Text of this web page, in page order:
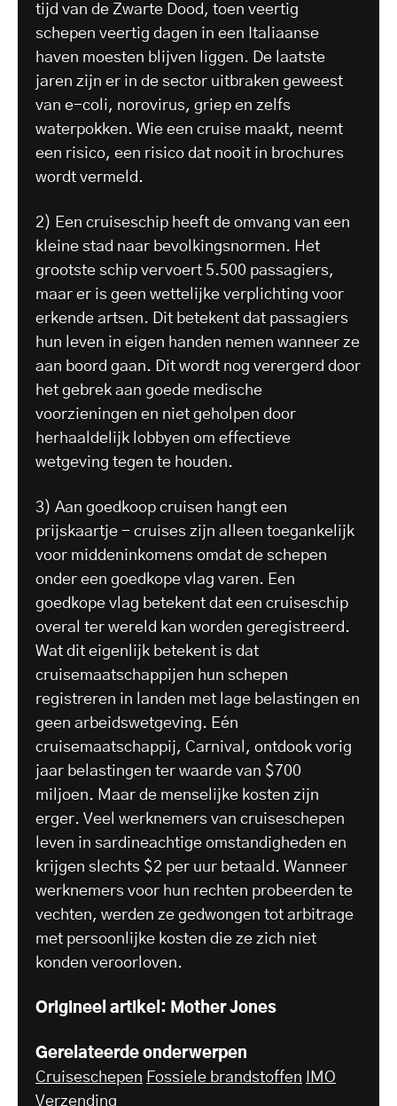
tijd van de Zwarte Dood, toen veertig
schepen veertig dagen in een Italiaanse
haven moesten blijven liggen. De laatste
jaren zijn er in de sector uitbraken geweest
van e-coli, norovirus, griep en zelfs
waterpokken. Wie een cruise maakt, neemt
een risico, een risico dat nooit in brochures
wordt vermeld.
2) Een cruiseschip heeft de omvang van een
kleine stad naar bevolkingsnormen. Het
grootste schip vervoert 5.500 passagiers,
maar er is geen wettelijke verplichting voor
erkende artsen. Dit betekent dat passagiers
hun leven in eigen handen nemen wanneer ze
aan boord gaan. Dit wordt nog verergerd door
het gebrek aan goede medische
voorzieningen en niet geholpen door
herhaaldelijk lobbyen om effectieve
wetgeving tegen te houden.
3) Aan goedkoop cruisen hangt een
prijskaartje - cruises zijn alleen toegankelijk
voor middeninkomens omdat de schepen
onder een goedkope vlag varen. Een
goedkope vlag betekent dat een cruiseschip
overal ter wereld kan worden geregistreerd.
Wat dit eigenlijk betekent is dat
cruisemaatschappijen hun schepen
registreren in landen met lage belastingen en
geen arbeidswetgeving. Eén
cruisemaatschappij, Carnival, ontdook vorig
jaar belastingen ter waarde van $700
miljoen. Maar de menselijke kosten zijn
erger. Veel werknemers van cruiseschepen
leven in sardineachtige omstandigheden en
krijgen slechts $2 per uur betaald. Wanneer
werknemers voor hun rechten probeerden te
vechten, werden ze gedwongen tot arbitrage
met persoonlijke kosten die ze zich niet
konden veroorloven.
Origineel artikel: Mother Jones
Gerelateerde onderwerpen
Cruiseschepen Fossiele brandstoffen
IMO
Verzending